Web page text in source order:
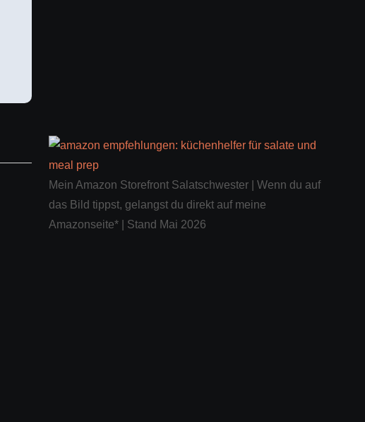
Mein Amazon Storefront Salatschwester | Wenn du auf
das Bild tippst, gelangst du direkt auf meine
Amazonseite* | Stand Mai 2026